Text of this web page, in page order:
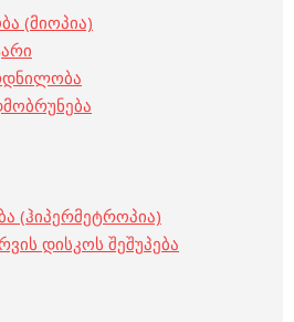
(მიოპია)
(ჰიპერმეტროპია)
დისკოს შეშუპება